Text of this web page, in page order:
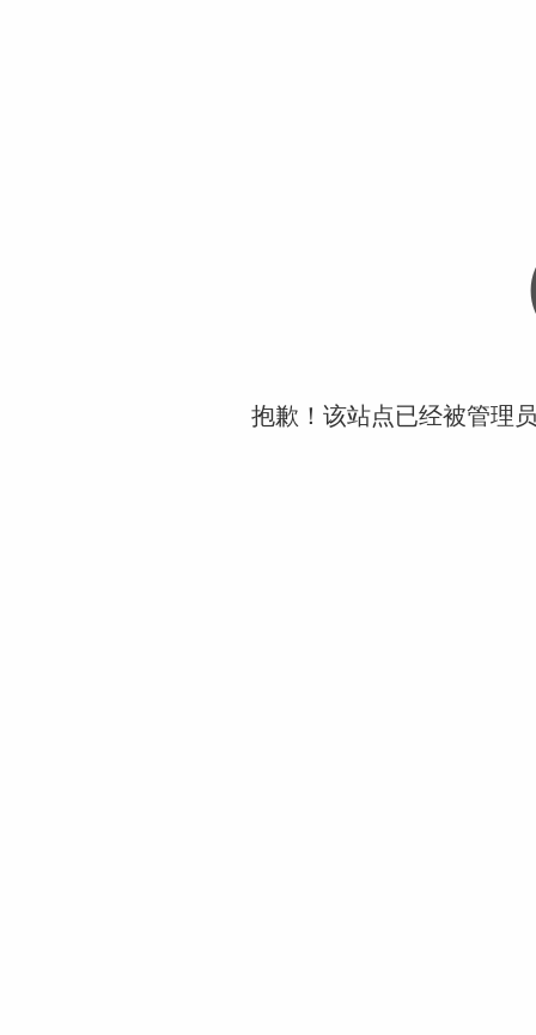
抱歉！该站点已经被管理